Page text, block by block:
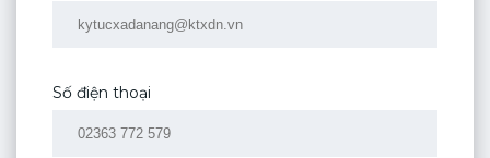
Số điện thoại